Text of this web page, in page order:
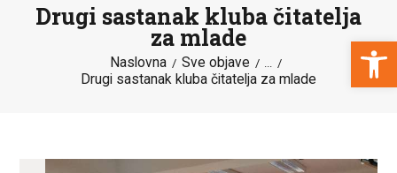
Open toolbar
Drugi sastanak kluba čitatelja
za mlade
Naslovna Sve objave ...
Drugi sastanak kluba čitatelja za mlade
NASLOVNA